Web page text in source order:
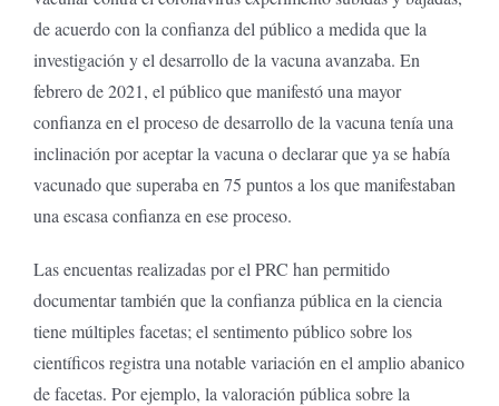
de acuerdo con la confianza del público a medida que la
investigación y el desarrollo de la vacuna avanzaba. En
febrero de 2021, el público que manifestó una mayor
confianza en el proceso de desarrollo de la vacuna tenía una
inclinación por aceptar la vacuna o declarar que ya se había
vacunado que superaba en 75 puntos a los que manifestaban
una escasa confianza en ese proceso.
Las encuentas realizadas por el PRC han permitido
documentar también que la confianza pública en la ciencia
tiene múltiples facetas; el sentimento público sobre los
científicos registra una notable variación en el amplio abanico
de facetas. Por ejemplo, la valoración pública sobre la